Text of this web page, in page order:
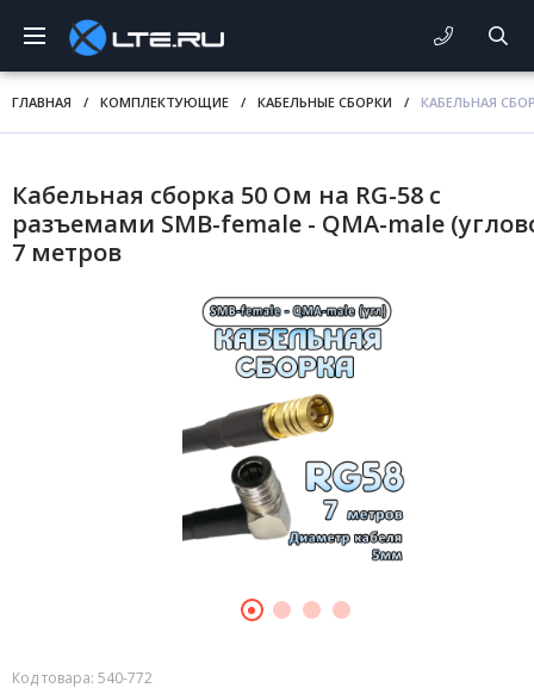
ГЛАВНАЯ / КОМПЛЕКТУЮЩИЕ / КАБЕЛЬНЫЕ СБОРКИ / КАБЕЛЬНАЯ
Кабельная сборка 50 Ом на RG-58 с
разъемами SMB-female - QMA-male
7 метров
Код товара: 540-772